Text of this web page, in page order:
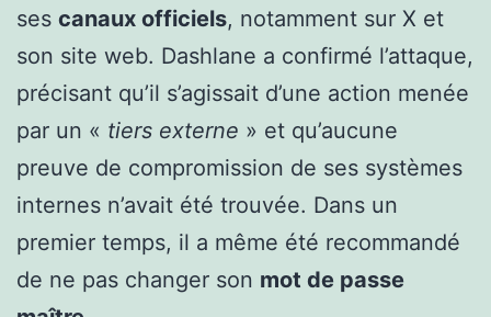
ses canaux officiels, notamment sur X et
son site web. Dashlane a confirmé l’attaque,
précisant qu’il s’agissait d’une action menée
par un « tiers externe » et qu’aucune
preuve de compromission de ses systèmes
internes n’avait été trouvée. Dans un
premier temps, il a même été recommandé
de ne pas changer son mot de passe